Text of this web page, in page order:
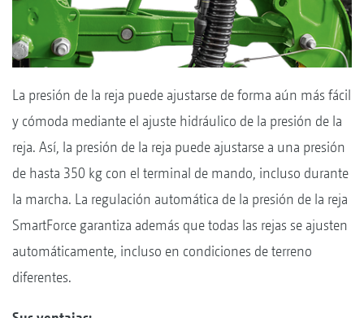
La presión de la reja puede ajustarse de forma aún más fácil
y cómoda mediante el ajuste hidráulico de la presión de la
reja. Así, la presión de la reja puede ajustarse a una presión
de hasta 350 kg con el terminal de mando, incluso durante
la marcha. La regulación automática de la presión de la reja
SmartForce garantiza además que todas las rejas se ajusten
automáticamente, incluso en condiciones de terreno
diferentes.